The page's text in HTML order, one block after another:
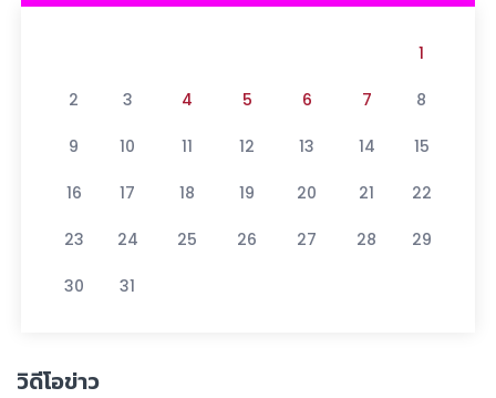
1
2 3 4 5 6 7 8
9 10 11 12 13 14 15
16 17 18 19 20 21 22
23 24 25 26 27 28 29
30 31
วิดีโอข่าว